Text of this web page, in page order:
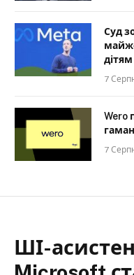
Суд
дітям
7
Wero
7
ШІ-